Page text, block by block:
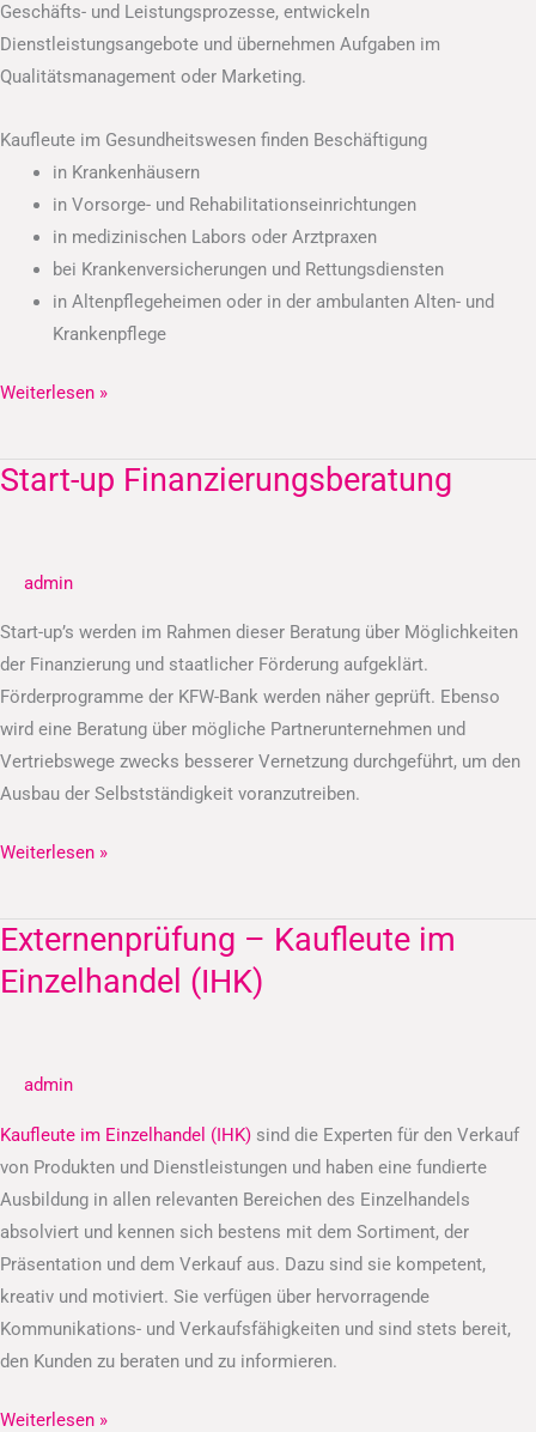
Geschäfts- und Leistungsprozesse, entwickeln
Dienstleistungsangebote und übernehmen Aufgaben im
Qualitätsmanagement oder Marketing.
Kaufleute im Gesundheitswesen finden Beschäftigung
in Krankenhäusern
in Vorsorge- und Rehabilitationseinrichtungen
in medizinischen Labors oder Arztpraxen
bei Krankenversicherungen und Rettungsdiensten
in Altenpflegeheimen oder in der ambulanten Alten- und
Krankenpflege
Weiterlesen »
Start-up Finanzierungsberatung
admin
Start-up’s werden im Rahmen dieser Beratung über Möglichkeiten
der Finanzierung und staatlicher Förderung aufgeklärt.
Förderprogramme der KFW-Bank werden näher geprüft. Ebenso
wird eine Beratung über mögliche Partnerunternehmen und
Vertriebswege zwecks besserer Vernetzung durchgeführt, um den
Ausbau der Selbstständigkeit voranzutreiben.
Start-
Weiterlesen »
Externenprüfung – Kaufleute im
Einzelhandel (IHK)
admin
Kaufleute im Einzelhandel (IHK) sind die Experten für den Verkauf
von Produkten und Dienstleistungen und haben eine fundierte
Ausbildung in allen relevanten Bereichen des Einzelhandels
absolviert und kennen sich bestens mit dem Sortiment, der
Präsentation und dem Verkauf aus. Dazu sind sie kompetent,
kreativ und motiviert. Sie verfügen über hervorragende
Kommunikations- und Verkaufsfähigkeiten und sind stets bereit,
den Kunden zu beraten und zu informieren.
Externenprüfung
–
Kaufleute
(IHK)
Weiterlesen »